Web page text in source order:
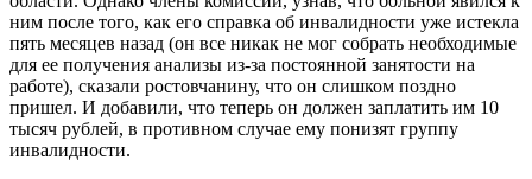
ним после того, как его справка об инвалидности уже истекла
пять месяцев назад (он все никак не мог собрать необходимые
для ее получения анализы из-за постоянной занятости на
работе), сказали ростовчанину, что он слишком поздно
пришел. И добавили, что теперь он должен заплатить им 10
тысяч рублей, в противном случае ему понизят группу
инвалидности.